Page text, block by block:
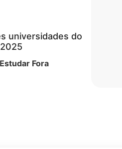
universidades do
Fora